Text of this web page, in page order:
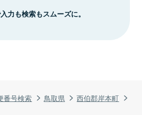
番号検索 鳥取県
西伯郡岸本町
力も検索もスムーズに。